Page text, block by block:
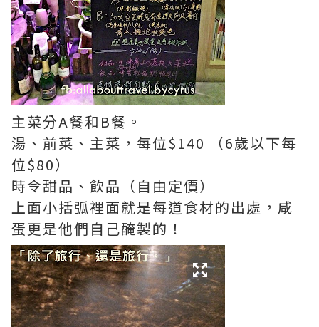
主菜分A餐和B餐。
湯、前菜、主菜， 每位$140 （6歲以下每
位$80）
時令甜品、飲品（自由定價）
上面小括弧裡面就是每道食材的出處，咸
蛋更是他們自己醃製的！